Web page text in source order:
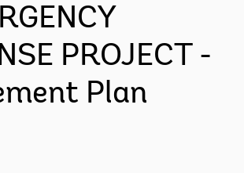
PROJECT -
Plan